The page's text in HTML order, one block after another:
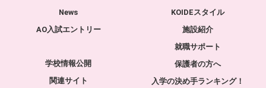
News
AO入試エントリー
学校情報公開
関連サイト
KOIDEスタイル
施設紹介
就職サポート
保護者の方へ
入学の決め手ランキング！